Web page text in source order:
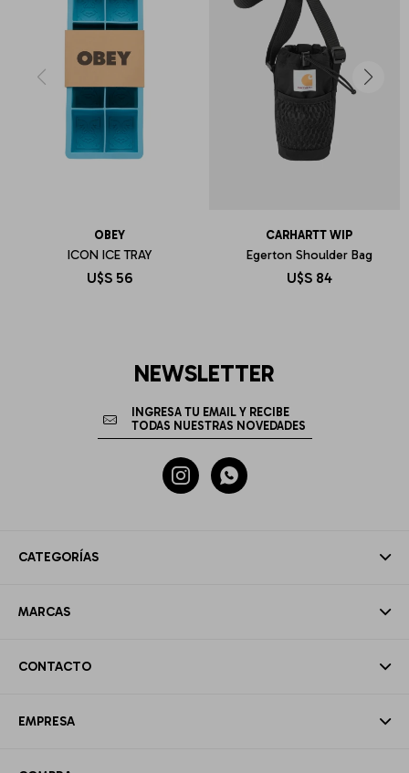
OBEY
ICON ICE TRAY
U$S 56
CARHARTT WIP
Egerton Shoulder Bag
U$S 84
CATEGORÍAS
MARCAS
CONTACTO
EMPRESA
NEWSLETTER
 